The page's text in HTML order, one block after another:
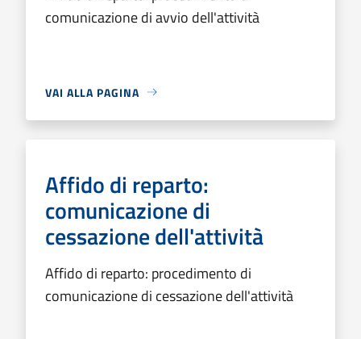
comunicazione di avvio dell'attività
VAI ALLA PAGINA
Affido di reparto:
comunicazione di
cessazione dell'attività
Affido di reparto: procedimento di
comunicazione di cessazione dell'attività